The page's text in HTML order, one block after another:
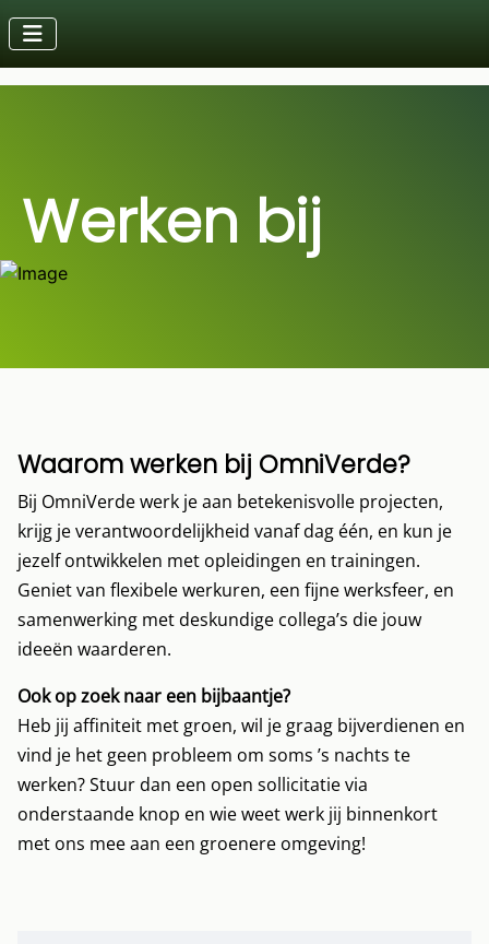
Werken bij
Waarom werken bij OmniVerde?
Bij OmniVerde werk je aan betekenisvolle projecten,
krijg je verantwoordelijkheid vanaf dag één, en kun je
jezelf ontwikkelen met opleidingen en trainingen.
Geniet van flexibele werkuren, een fijne werksfeer, en
samenwerking met deskundige collega’s die jouw
ideeën waarderen.
Ook op zoek naar een bijbaantje?
Heb jij affiniteit met groen, wil je graag bijverdienen en
vind je het geen probleem om soms ’s nachts te
werken? Stuur dan een open sollicitatie via
onderstaande knop en wie weet werk jij binnenkort
met ons mee aan een groenere omgeving!